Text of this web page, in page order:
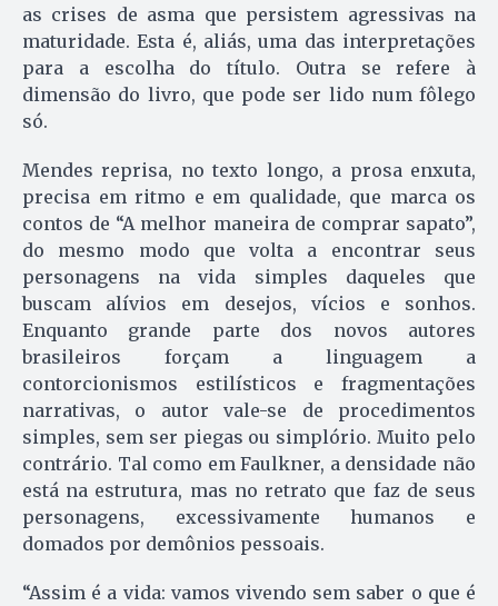
as crises de asma que persistem agressivas na
maturidade. Esta é, aliás, uma das interpretações
para a escolha do título. Outra se refere à
dimensão do livro, que pode ser lido num fôlego
só.
Mendes reprisa, no texto longo, a prosa enxuta,
precisa em ritmo e em qualidade, que marca os
contos de “A melhor maneira de comprar sapato”,
do mesmo modo que volta a encontrar seus
personagens na vida simples daqueles que
buscam alívios em desejos, vícios e sonhos.
Enquanto grande parte dos novos autores
brasileiros forçam a linguagem a
contorcionismos estilísticos e fragmentações
narrativas, o autor vale-se de procedimentos
simples, sem ser piegas ou simplório. Muito pelo
contrário. Tal como em Faulkner, a densidade não
está na estrutura, mas no retrato que faz de seus
personagens, excessivamente humanos e
domados por demônios pessoais.
“Assim é a vida: vamos vivendo sem saber o que é